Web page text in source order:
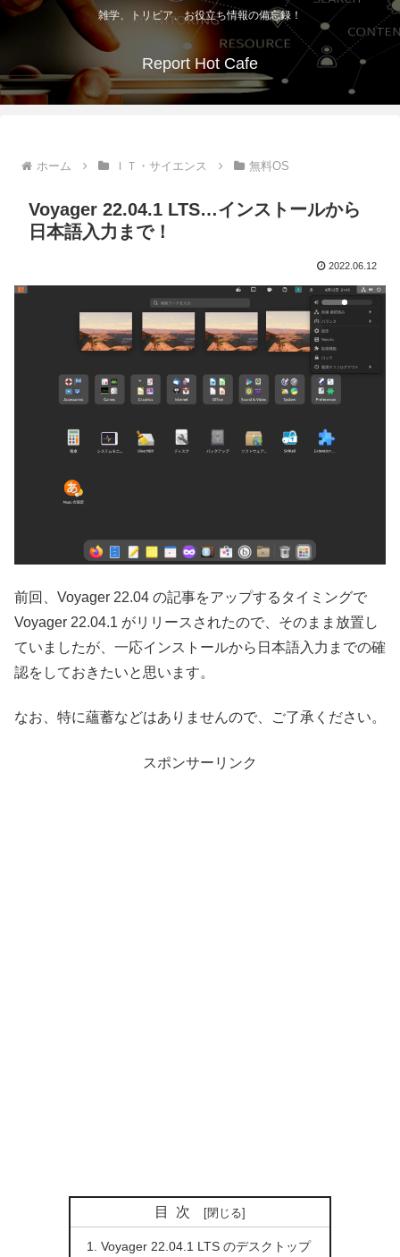
雑学、トリビア、お役立ち情報の備忘録！
Report Hot Cafe
ホーム ＩＴ・サイエンス 無料OS
Voyager 22.04.1 LTS…インストールから
日本語入力まで！
2022.06.12
前回、Voyager 22.04 の記事をアップするタイミングで
Voyager 22.04.1 がリリースされたので、そのまま放置し
ていましたが、一応インストールから日本語入力までの確
認をしておきたいと思います。
なお、特に蘊蓄などはありませんので、ご了承ください。
スポンサーリンク
目次
Voyager 22.04.1 LTS のデスクトップ